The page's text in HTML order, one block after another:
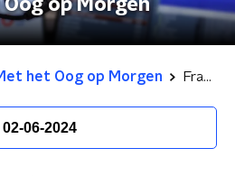
op Morgen
het Oog op Morgen Fragmenten
02-06-2024